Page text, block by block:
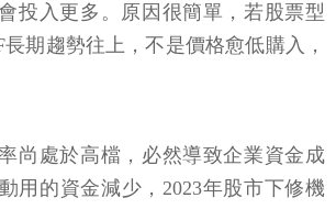
投入更多。原因很簡單，若股票型
期趨勢往上，不是價格愈低購入，
尚處於高檔，必然導致企業資金成
用的資金減少，2023年股市下修機